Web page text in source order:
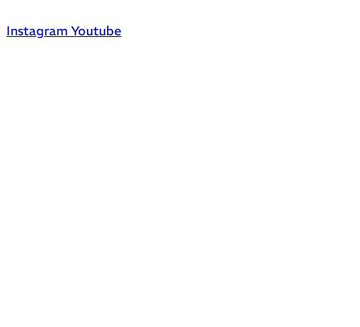
Instagram Youtube